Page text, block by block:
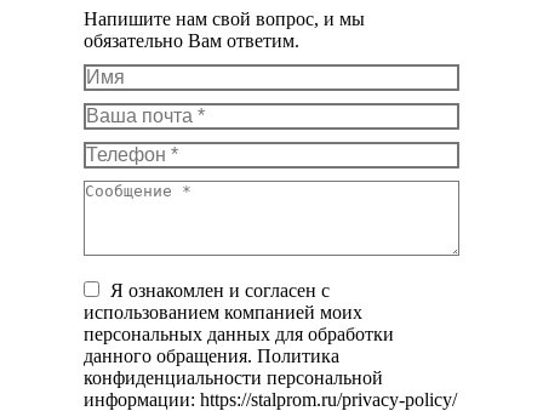
Напишите нам свой вопрос, и мы
обязательно Вам ответим.
Имя
Ваша почта *
Телефон *
Сообщение *
Я ознакомлен и согласен с
использованием компанией моих
персональных данных для обработки
данного обращения. Политика
конфиденциальности персональной
информации: https://stalprom.ru/privacy-policy/